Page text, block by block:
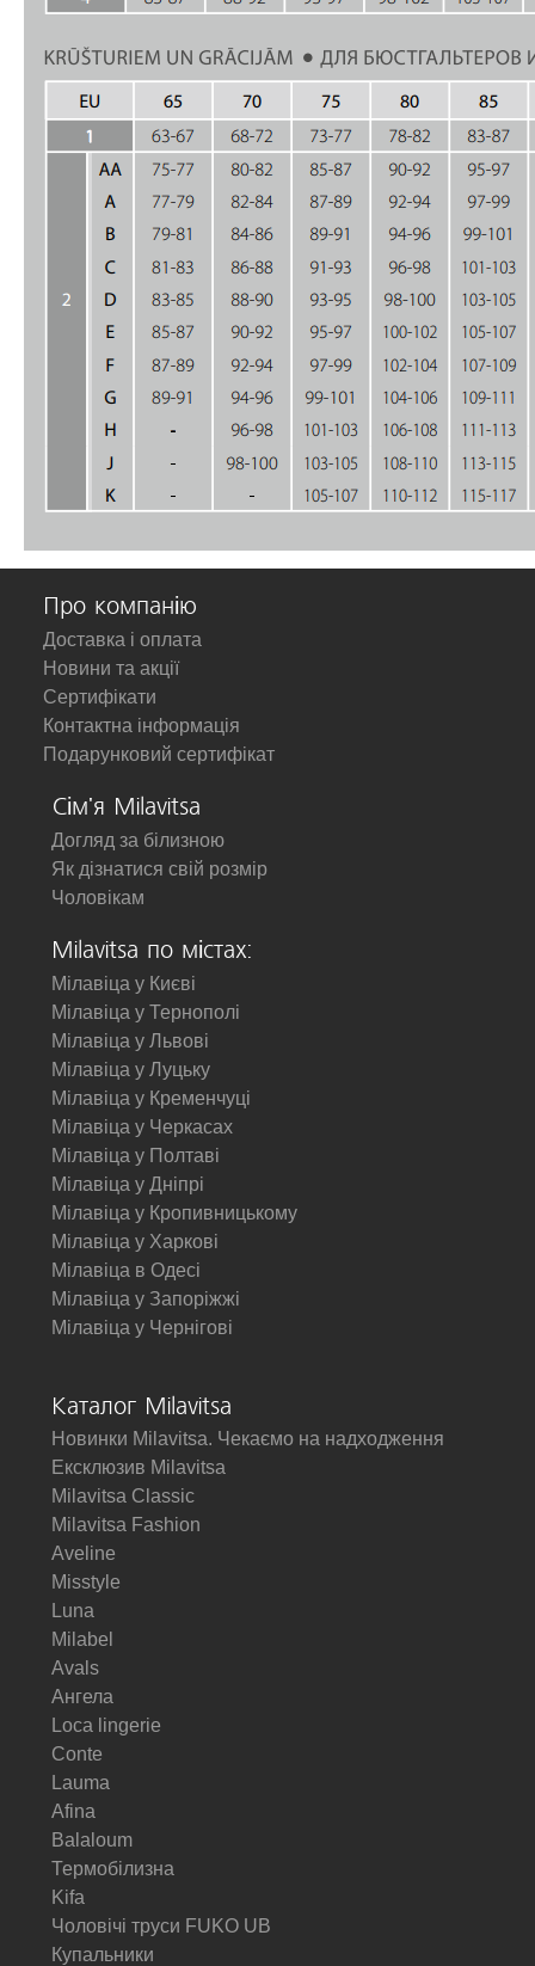
Про компанію
Доставка і оплата
Новини та акції
Сертифікати
Контактна інформація
Подарунковий сертифікат
Сім'я Milavitsa
Догляд за білизною
Як дізнатися свій розмір
Чоловікам
Milavitsa по містах:
Мілавіца у Києві
Мілавіца у Тернополі
Мілавіца у Львові
Мілавіца у Луцьку
Мілавіца у Кременчуці
Мілавіца у Черкасах
Мілавіца у Полтаві
Мілавіца у Дніпрі
Мілавіца у Кропивницькому
Мілавіца у Харкові
Мілавіца в Одесі
Мілавіца у Запоріжжі
Мілавіца у Чернігові
Каталог Milavitsa
Новинки Milavitsa. Чекаємо на надходження
Ексклюзив Milavitsa
Milavitsa Classic
Milavitsa Fashion
Aveline
Misstyle
Luna
Milabel
Avals
Ангела
Loca lingerie
Conte
Lauma
Afina
Balaloum
Термобілизна
Kifa
Чоловічі труси FUKO UB
Купальники